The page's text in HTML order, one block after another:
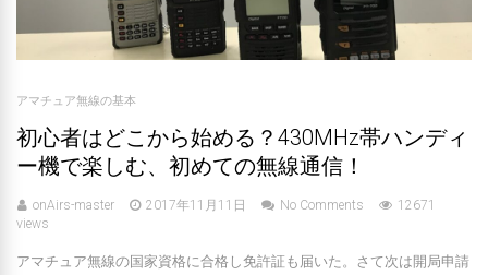
アマチュア無線の基本
初心者はどこから始める？430MHz帯ハンディ
ー機で楽しむ、初めての無線通信！
onAirs-master 2017年11月11日 No Comments
12671
views
アマチュア無線の国家資格に合格し免許証も届いた。さて次は開局申請